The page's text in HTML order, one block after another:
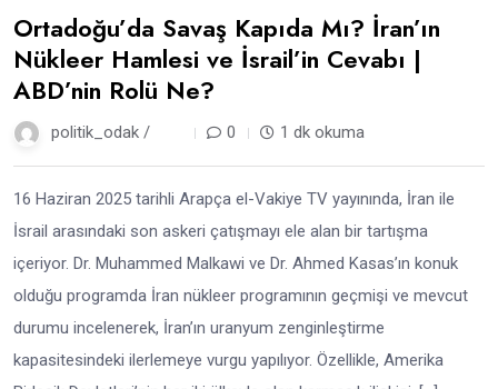
Ortadoğu’da Savaş Kapıda Mı? İran’ın
Nükleer Hamlesi ve İsrail’in Cevabı |
ABD’nin Rolü Ne?
politik_odak / 0 1 dk okuma
16 Haziran 2025 tarihli Arapça el-Vakiye TV yayınında, İran ile
İsrail arasındaki son askeri çatışmayı ele alan bir tartışma
içeriyor. Dr. Muhammed Malkawi ve Dr. Ahmed Kasas’ın konuk
olduğu programda İran nükleer programının geçmişi ve mevcut
durumu incelenerek, İran’ın uranyum zenginleştirme
kapasitesindeki ilerlemeye vurgu yapılıyor. Özellikle, Amerika